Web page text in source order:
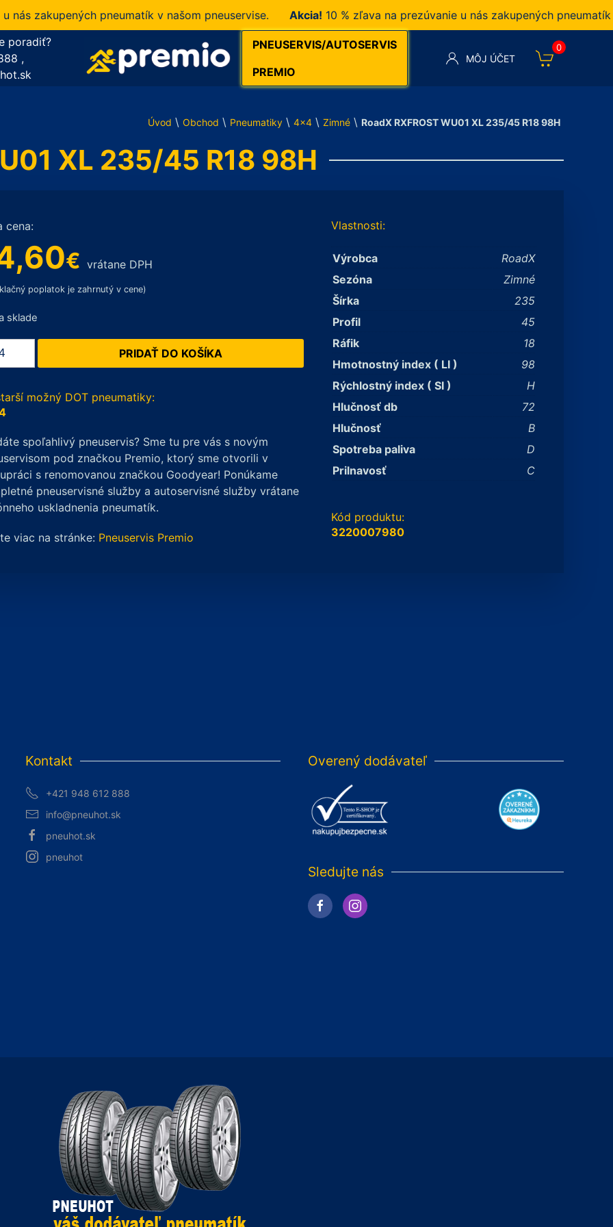
zakupených pneumatík v našom pneuservise. Akcia!10 % zľava na prezúvanie u nás zakupených pneumatík v
poradiť?
,
PNEUSERVIS/AUTOSERVIS
PREMIO
MÔJ ÚČET
0
Úvod \ Obchod \ Pneumatiky \ 4x4 \ Zimné \ RoadX RXFROST WU01 XL 235/45 R18 98H
XL 235/45 R18 98H
cena:
€ vrátane DPH
poplatok je zahrnutý v cene)
sklade
PRIDAŤ DO KOŠÍKA
možný DOT pneumatiky:
spoľahlivý pneuservis? Sme tu pre vás s novým
pod značkou Premio, ktorý sme otvorili v
s renomovanou značkou Goodyear! Ponúkame
pneuservisné služby a autoservisné služby vrátane
uskladnenia pneumatík.
viac na stránke: Pneuservis Premio
Vlastnosti:
Výrobca
RoadX
Sezóna
Zimné
Šírka
235
Profil
45
Ráfik
18
Hmotnostný index ( LI )
98
Rýchlostný index ( SI )
H
Hlučnosť db
72
Hlučnosť
B
Spotreba paliva
D
Prilnavosť
C
Kód produktu:
3220007980
Kontakt
+421 948 612 888
info@pneuhot.sk
pneuhot.sk
pneuhot
Overený dodávateľ
Sledujte nás